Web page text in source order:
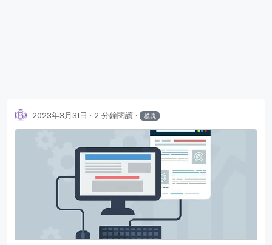
2023年3月31日 2 分鐘閱讀 模塊